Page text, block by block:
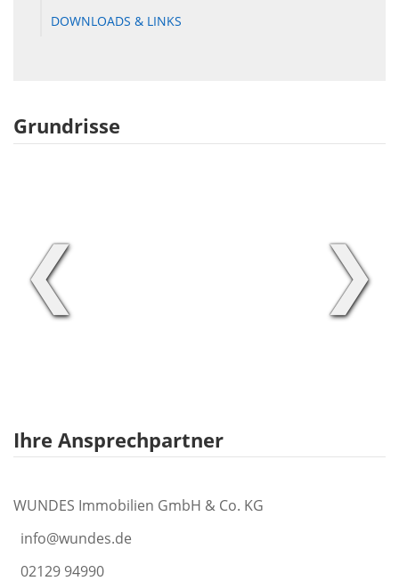
DOWNLOADS & LINKS
Grundrisse
❮ ❯
Ihre Ansprechpartner
WUNDES Immobilien GmbH & Co. KG
info@wundes.de
02129 94990